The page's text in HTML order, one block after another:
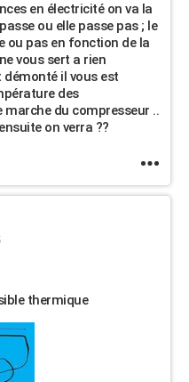
en électricité on va la
ou elle passe pas ; le
ou pas en fonction de la
vous sert a rien
il vous est
des
du compresseur ..
on verra ??
thermique